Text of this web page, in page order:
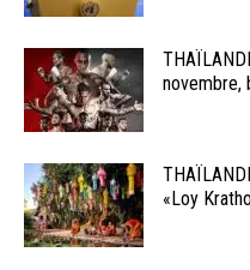
novembre,
«Loy